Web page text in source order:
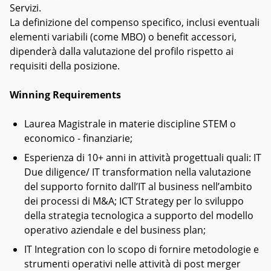
Servizi.
La definizione del compenso specifico, inclusi eventuali
elementi variabili (come MBO) o benefit accessori,
dipenderà dalla valutazione del profilo rispetto ai
requisiti della posizione.
Winning Requirements
Laurea Magistrale in materie discipline STEM o
economico - finanziarie;
Esperienza di 10+ anni in attività progettuali quali: IT
Due diligence/ IT transformation nella valutazione
del supporto fornito dall’IT al business nell’ambito
dei processi di M&A; ICT Strategy per lo sviluppo
della strategia tecnologica a supporto del modello
operativo aziendale e del business plan;
IT Integration con lo scopo di fornire metodologie e
strumenti operativi nelle attività di post merger